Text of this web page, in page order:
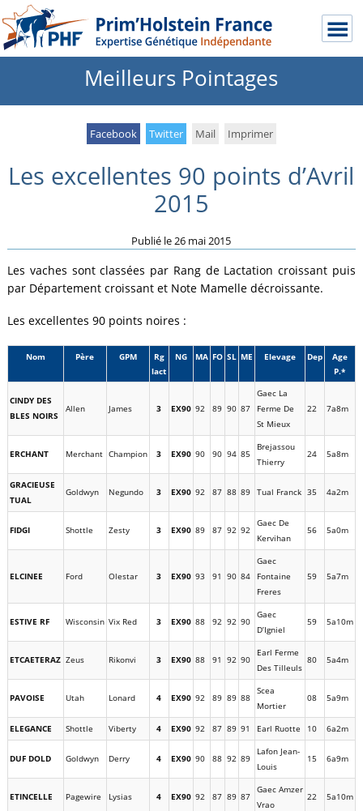
Meilleurs Pointages
Facebook Twitter Mail Imprimer
Les excellentes 90 points d’Avril
2015
Publié le26 mai 2015
Les vaches sont classées par Rang de Lactation croissant puis
par Département croissant et Note Mamelle décroissante.
Les excellentes 90 points noires :
Nom Père GPM
Rg
lact
NG MA FO SL ME Elevage Dep
Age
P.*
CINDY DES
BLES NOIRS
Allen James 3 EX90 92 89 90 87
Gaec La
Ferme De
St Mieux
22 7a8m
ERCHANT Merchant Champion 3 EX90 90 90 94 85
Brejassou
Thierry
24 5a8m
GRACIEUSE
TUAL
Goldwyn Negundo 3 EX90 92 87 88 89 Tual Franck 35 4a2m
FIDGI Shottle Zesty 3 EX90 89 87 92 92
Gaec De
Kervihan
56 5a0m
ELCINEE Ford Olestar 3 EX90 93 91 90 84
Gaec
Fontaine
Freres
59 5a7m
ESTIVE RF Wisconsin Vix Red 3 EX90 88 92 92 90
Gaec
D’Igniel
59 5a10m
ETCAETERAZ Zeus Rikonvi 3 EX90 88 91 92 90
Earl Ferme
Des Tilleuls
80 5a4m
PAVOISE Utah Lonard 4 EX90 92 89 89 88
Scea
Mortier
08 5a9m
ELEGANCE Shottle Viberty 4 EX90 92 87 89 91 Earl Ruotte 10 6a2m
DUF DOLD Goldwyn Derry 4 EX90 90 88 92 89
Lafon Jean-
Louis
15 6a9m
ETINCELLE Pagewire Lysias 4 EX90 92 87 89 87
Gaec Amzer
Vrao
22 5a10m